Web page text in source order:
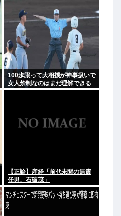
100歩譲って大相撲が神事扱いで
女人禁制なのはまだ理解できる
として、高校野球のグラウンド
【正論】産経「前代未聞の無責
任男、石破茂」